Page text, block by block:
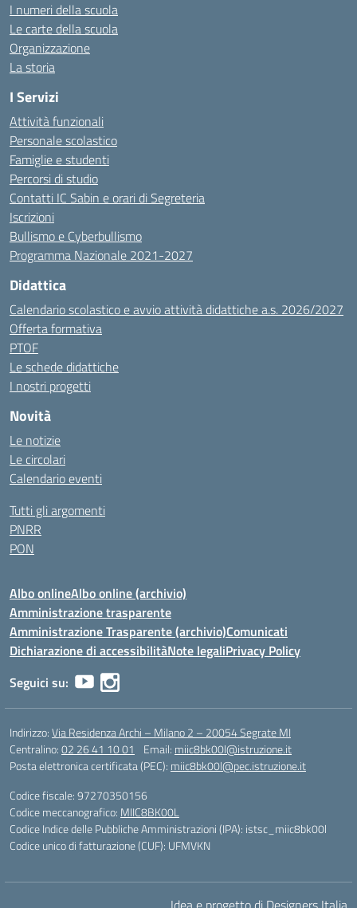
I numeri della scuola
Le carte della scuola
Organizzazione
La storia
I Servizi
Attività funzionali
Personale scolastico
Famiglie e studenti
Percorsi di studio
Contatti IC Sabin e orari di Segreteria
Iscrizioni
Bullismo e Cyberbullismo
Programma Nazionale 2021-2027
Didattica
Calendario scolastico e avvio attività didattiche a.s. 2026/2027
Offerta formativa
PTOF
Le schede didattiche
I nostri progetti
Novità
Le notizie
Le circolari
Calendario eventi
Tutti gli argomenti
PNRR
PON
Albo onlineAlbo online (archivio)
Amministrazione trasparente
Amministrazione Trasparente (archivio)Comunicati
Dichiarazione di accessibilitàNote legaliPrivacy Policy
Seguici su:
Indirizzo:Via Residenza Archi – Milano 2 – 20054 Segrate MI
Centralino:02 26 41 10 01 Email: miic8bk00l@istruzione.it
Posta elettronica certificata (PEC): miic8bk00l@pec.istruzione.it
Codice fiscale: 97270350156
Codice meccanografico: MIIC8BK00L
Codice Indice delle Pubbliche Amministrazioni (IPA): istsc_miic8bk00l
Codice unico di fatturazione (CUF): UFMVKN